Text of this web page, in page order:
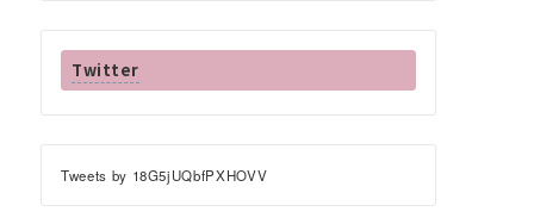
Twitter
Tweets by 18G5jUQbfPXHOVV